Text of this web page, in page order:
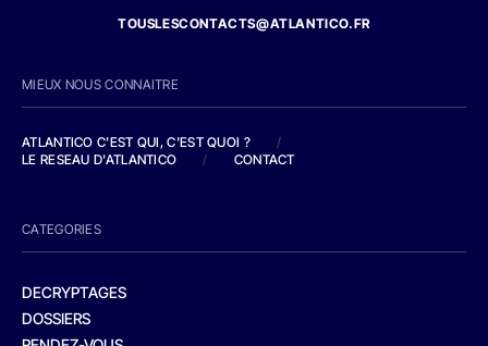
TOUSLESCONTACTS@ATLANTICO.FR
MIEUX NOUS CONNAITRE
ATLANTICO C'EST QUI, C'EST QUOI ?
/
LE RESEAU D'ATLANTICO
/ CONTACT
CATEGORIES
DECRYPTAGES
DOSSIERS